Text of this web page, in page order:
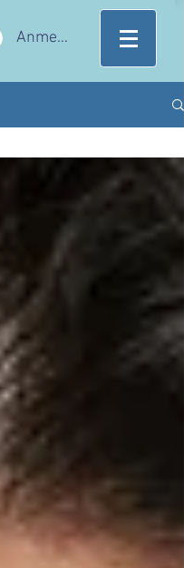
Anmelden